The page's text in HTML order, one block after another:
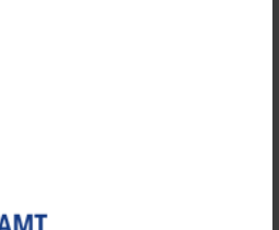
und der malerischen Lage
überstrahlt. Unterlagen aus
zeigen, wie die Bürger
fertig zu werden. Bis ans
katastrophale
soziale Absicherung und
Versorgung das Leben der
dennoch pulsierenden Stadt.